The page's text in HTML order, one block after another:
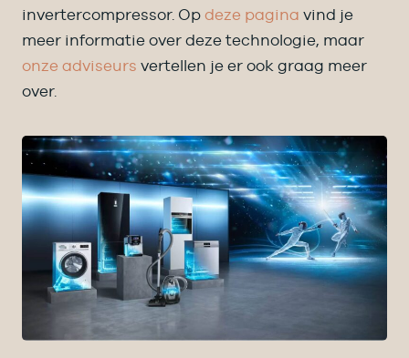
invertercompressor. Op deze pagina vind je
meer informatie over deze technologie, maar
onze adviseurs vertellen je er ook graag meer
over.